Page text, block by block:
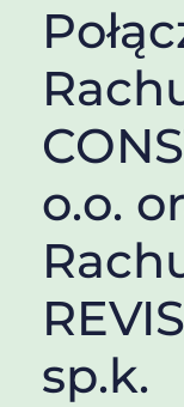
o.o.
sp.k.